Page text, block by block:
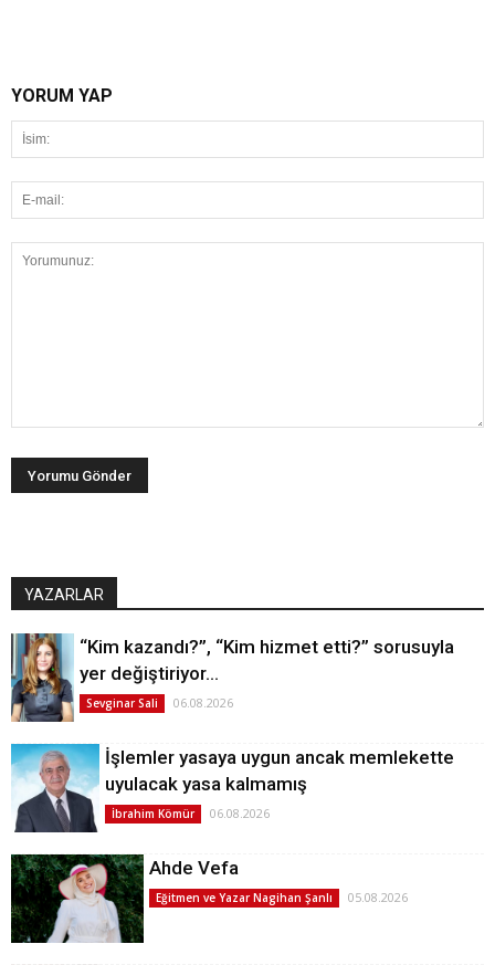
YORUM YAP
YAZARLAR
“Kim kazandı?”, “Kim hizmet etti?” sorusuyla
yer değiştiriyor…
Sevginar Sali 06.08.2026
İşlemler yasaya uygun ancak memlekette
uyulacak yasa kalmamış
İbrahim Kömür 06.08.2026
Ahde Vefa
Eğitmen ve Yazar Nagihan Şanlı 05.08.2026